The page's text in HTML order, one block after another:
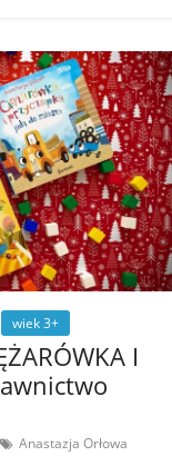
wiek 3+
I
Anastazja Orłowa